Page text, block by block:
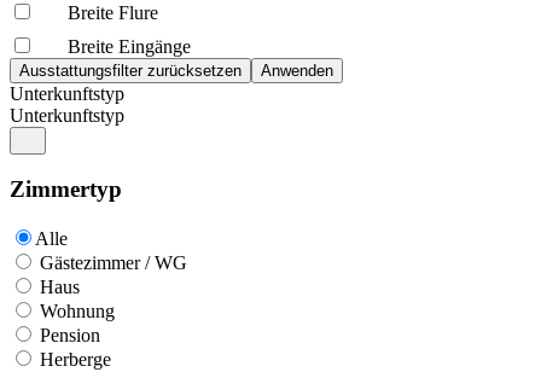
Breite Flure
Breite Eingänge
Unterkunftstyp
Unterkunftstyp
Zimmertyp
Alle
Gästezimmer / WG
Haus
Wohnung
Pension
Herberge